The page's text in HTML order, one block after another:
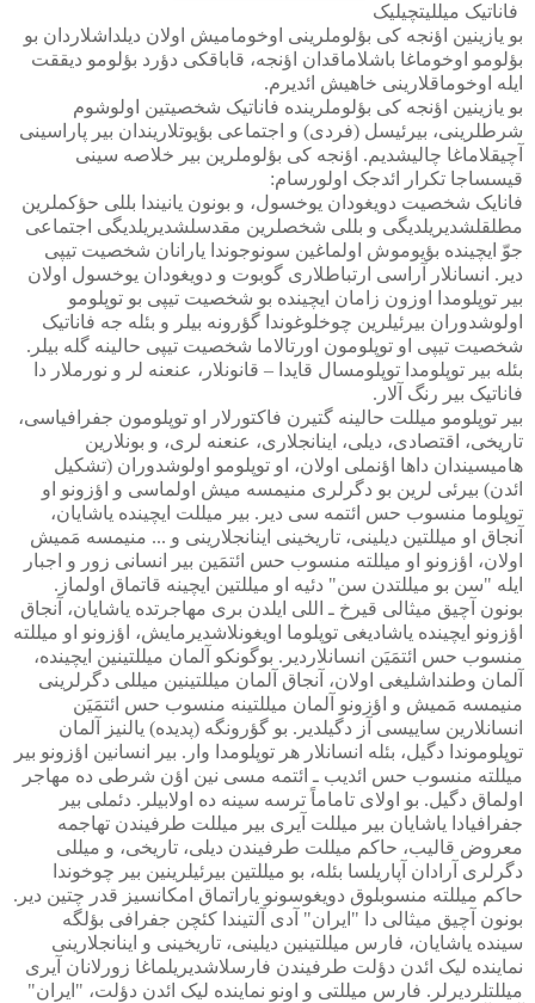
فاناتیک میللیتچیلیک
بو یازینین اؤنجه کی بؤلوملرینی اوخومامیش اولان دیلداشلاردان بو
بؤلومو اوخوماغا باشلاماقدان اؤنجه، قاباقکی دؤرد بؤلومو دیققت
ایله اوخوماقلارینی خاهیش ائدیرم.
بو یازینین اؤنجه کی بؤلوملرینده فاناتیک شخصیتین اولوشوم
شرطلرینی، بیرئیسل (فردی) و اجتماعی بؤیوتلاریندان بیر پاراسینی
آچیقلاماغا چالیشدیم. اؤنجه کی بؤلوملرین بیر خلاصه سینی
قیسساجا تکرار ائدجک اولورسام:
فانایک شخصیت دویغودان یوخسول، و بونون یانیندا بللی حؤکملرین
مطلقلشدیریلدیگی و بللی شخصلرین مقدسلشدیریلدیگی اجتماعی
جوّ ایچینده بؤیوموش اولماغین سونوجوندا یارانان شخصیت تیپی
دیر. انسانلار آراسی ارتباطلاری گوبوت و دویغودان یوخسول اولان
بیر توپلومدا اوزون زامان ایچینده بو شخصیت تیپی بو توپلومو
اولوشدوران بیرئیلرین چوخلوغوندا گؤرونه بیلر و بئله جه فاناتیک
شخصیت تیپی او توپلومون اورتالاما شخصیت تیپی حالینه گله بیلر.
بئله بیر توپلومدا توپلومسال قایدا – قانونلار، عنعنه لر و نورملار دا
فاناتیک بیر رنگ آلار.
بیر توپلومو میللت حالینه گتیرن فاکتورلار او توپلومون جفرافیاسی،
تاریخی، اقتصادی، دیلی، اینانجلاری، عنعنه لری، و بونلارین
هامیسیندان داها اؤنملی اولان، او توپلومو اولوشدوران (تشکیل
ائدن) بیرئی لرین بو دگرلری منیمسه میش اولماسی و اؤزونو او
توپلوما منسوب حس ائتمه سی دیر. بیر میللت ایچینده یاشایان،
آنجاق او میللتین دیلینی، تاریخینی اینانجلارینی و ... منیمسه مَمیش
اولان، اؤزونو او میللته منسوب حس ائتمَین بیر انسانی زور و اجبار
ایله "سن بو میللتدن سن" دئیه او میللتین ایچینه قاتماق اولماز.
بونون آچیق میثالی قیرخ ـ اللی ایلدن بری مهاجرتده یاشایان، آنجاق
اؤزونو ایچینده یاشادیغی توپلوما اویغونلاشدیرمایش، اؤزونو او میللته
منسوب حس ائتمَیَن انسانلاردیر. بوگونکو آلمان میللتینین ایچینده،
آلمان وطنداشلیغی اولان، آنجاق آلمان میللتینین میللی دگرلرینی
منیمسه مَمیش و اؤزونو آلمان میللتینه منسوب حس ائتمَیَن
انسانلارین ساییسی آز دگیلدیر. بو گؤرونگه (پدیده) یالنیز آلمان
توپلوموندا دگیل، بئله انسانلار هر توپلومدا وار. بیر انسانین اؤزونو بیر
میللته منسوب حس ائدیب ـ ائتمه مسی نین اؤن شرطی ده مهاجر
اولماق دگیل. بو اولای تاماماً ترسه سینه ده اولابیلر. دئملی بیر
جفرافیادا یاشایان بیر میللت آیری بیر میللت طرفیندن تهاجمه
معروض قالیب، حاکم میللت طرفیندن دیلی، تاریخی، و میللی
دگرلری آرادان آپاریلسا بئله، بو میللتین بیرئیلرینین بیر چوخوندا
حاکم میللته منسوبلوق دویغوسونو یاراتماق امکانسیز قدر چتین دیر.
بونون آچیق میثالی دا "ایران" آدی آلتیندا کئچن جفرافی بؤلگه
سینده یاشایان، فارس میللتینین دیلینی، تاریخینی و اینانجلارینی
نماینده لیک ائدن دؤلت طرفیندن فارسلاشدیریلماغا زورلانان آیری
میللتلردیرلر. فارس میللتی و اونو نماینده لیک ائدن دؤلت، "ایران"